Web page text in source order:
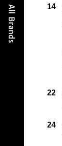
14
22
24